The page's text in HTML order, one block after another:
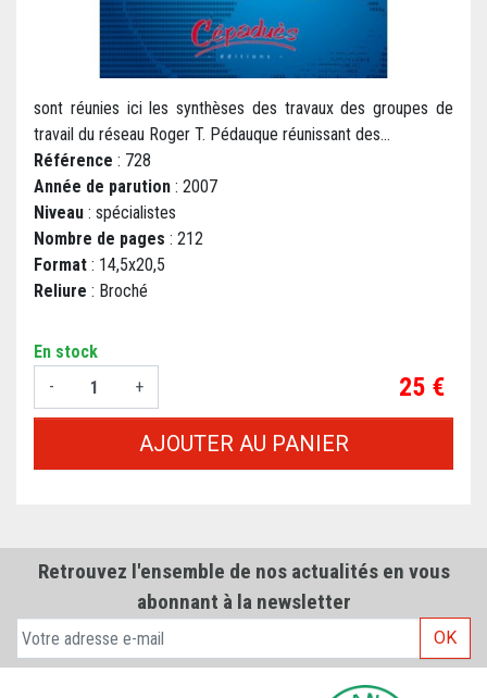
sont réunies ici les synthèses des travaux des groupes de
travail du réseau Roger T. Pédauque réunissant des...
Référence : 728
Année de parution : 2007
Niveau : spécialistes
Nombre de pages : 212
Format : 14,5x20,5
Reliure : Broché
En stock
-
+ Prix
25 €
AJOUTER AU PANIER
Retrouvez l'ensemble de nos actualités en vous
abonnant à la newsletter
OK